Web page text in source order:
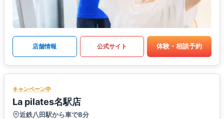
店舗情報 公式サイト 体験・相談予約
キャンペーン中
La pilates名駅店
近鉄八田駅から車で8分